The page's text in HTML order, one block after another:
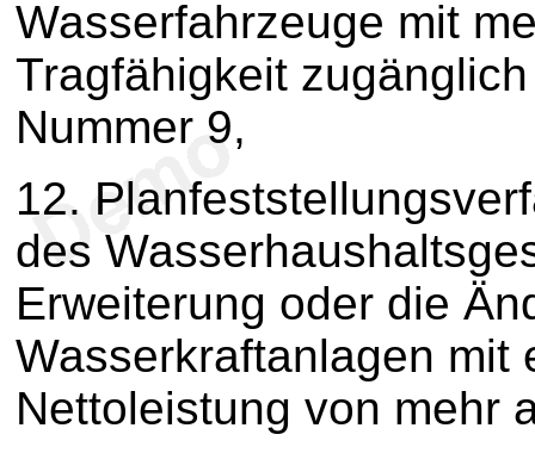
Wasserfahrzeuge mit
Tragfähigkeit
Nummer 9,
12.
des
Erweiterung oder die
Wasserkraftanlagen mit
Nettoleistung von mehr